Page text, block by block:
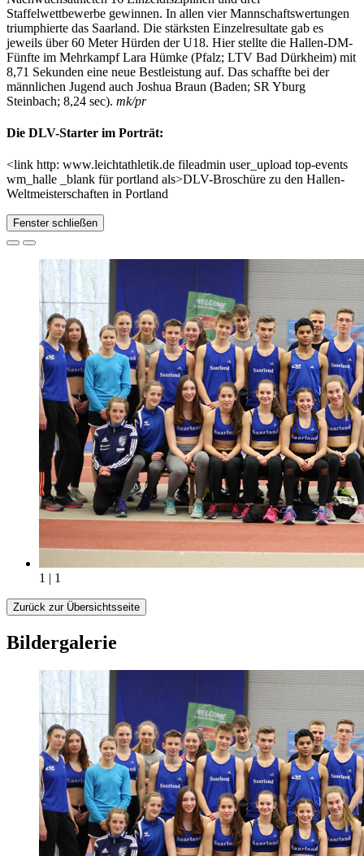
Staffelwettbewerbe gewinnen. In allen vier Mannschaftswertungen
triumphierte das Saarland. Die stärksten Einzelresultate gab es
jeweils über 60 Meter Hürden der U18. Hier stellte die Hallen-DM-
Fünfte im Mehrkampf Lara Hümke (Pfalz; LTV Bad Dürkheim) mit
8,71 Sekunden eine neue Bestleistung auf. Das schaffte bei der
männlichen Jugend auch Joshua Braun (Baden; SR Yburg
Steinbach; 8,24 sec). mk/pr
Die DLV-Starter im Porträt:
<link http: www.leichtathletik.de fileadmin user_upload top-events
wm_halle _blank für portland als>DLV-Broschüre zu den Hallen-
Weltmeisterschaften in Portland
Fenster schließen
1 | 1
Zurück zur Übersichtsseite
Bildergalerie